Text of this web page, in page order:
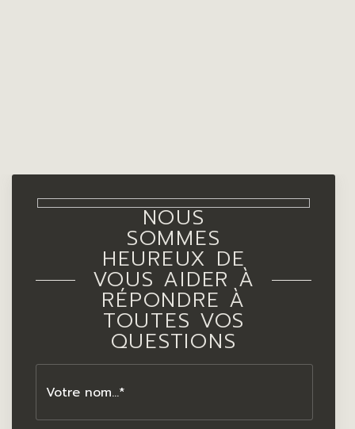
NOUS
SOMMES
HEUREUX DE
VOUS AIDER À
RÉPONDRE À
TOUTES VOS
QUESTIONS